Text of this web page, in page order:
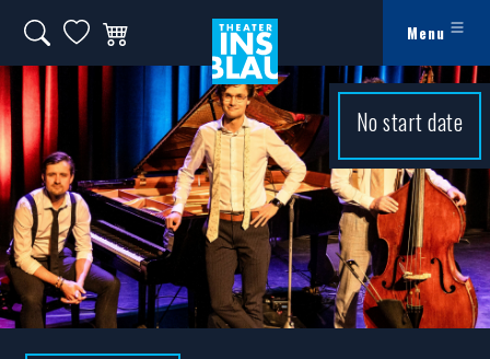
Ga naar hoofdinhoud
Zoeken op website
Mijn favorieten
Winkelwagen Menu
Theater Ins Blau - Theater in Leiden
No start date